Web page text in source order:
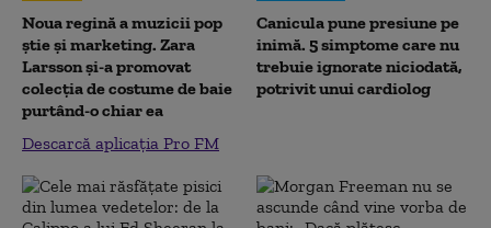
Noua regină a muzicii pop
știe și marketing. Zara
Larsson și-a promovat
colecția de costume de baie
purtând-o chiar ea
Descarcă aplicația Pro FM
Canicula pune presiune pe
inimă. 5 simptome care nu
trebuie ignorate niciodată,
potrivit unui cardiolog